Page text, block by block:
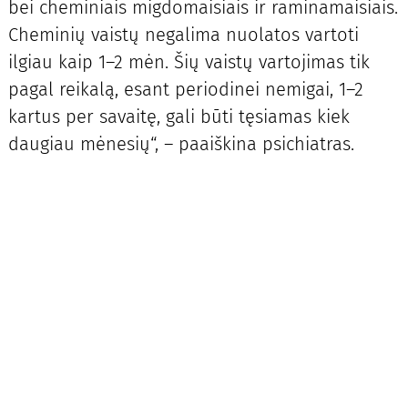
bei cheminiais migdomaisiais ir raminamaisiais.
Cheminių vaistų negalima nuolatos vartoti
ilgiau kaip 1–2 mėn. Šių vaistų vartojimas tik
pagal reikalą, esant periodinei nemigai, 1–2
kartus per savaitę, gali būti tęsiamas kiek
daugiau mėnesių“, – paaiškina psichiatras.